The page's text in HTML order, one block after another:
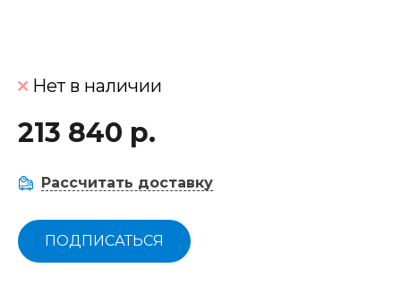
Нет в наличии
213 840 р.
Рассчитать доставку
ПОДПИСАТЬСЯ